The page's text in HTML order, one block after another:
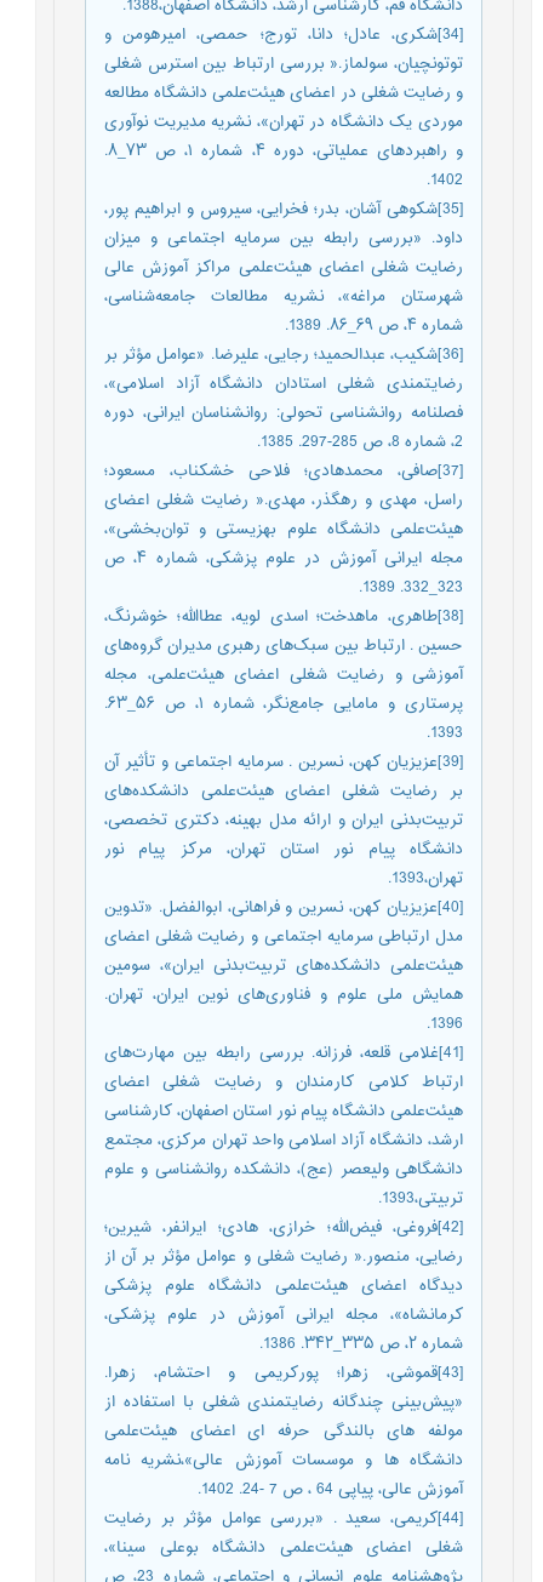
دانشگاه قم، کارشناسی ارشد، دانشگاه اصفهان،1388.
[34]شکری، عادل؛ دانا، تورج؛ حمصی، امیرهومن و
توتونچیان، سولماز.« بررسی ارتباط بین استرس شغلی
و رضایت شغلی در اعضای هیئت‌علمی دانشگاه مطالعه
موردی یک دانشگاه در تهران»، نشریه مدیریت نوآوری
و راهبردهای عملیاتی، دوره ۴، شماره ۱، ص ۷۳_۸.
1402.
[35]شکوهی آشان، بدر؛ فخرایی، سیروس و ابراهیم پور،
داود. «بررسی رابطه بین سرمایه اجتماعی و میزان
رضایت شغلی اعضای هیئت‌علمی مراکز آموزش عالی
شهرستان مراغه»، نشریه مطالعات جامعه‌شناسی،
شماره ۴، ص ۶۹_۸۶. 1389.
[36]شکیب، عبدالحمید؛ رجایی، علیرضا. «عوامل مؤثر بر
رضایتمندی شغلی استادان دانشگاه آزاد اسلامی»،
فصلنامه روانشناسی تحولی: روانشناسان ایرانی، دوره
2، شماره 8، ص 285-297. 1385.
[37]صافی، محمدهادی؛ فلاحی خشکناب، مسعود؛
راسل، مهدی و رهگذر، مهدی.« رضایت شغلی اعضای
هیئت‌علمی دانشگاه علوم بهزیستی و توان‌بخشی»،
مجله ایرانی آموزش در علوم پزشکی، شماره ۴، ص
323_332. 1389.
[38]طاهری، ماهدخت؛ اسدی لویه، عطاالله؛ خوشرنگ،
حسین . ارتباط بین سبک‌های رهبری مدیران گروه‌های
آموزشی و رضایت شغلی اعضای هیئت‌علمی، مجله
پرستاری و مامایی جامع‌نگر، شماره ۱، ص ۵۶_۶۳.
1393.
[39]عزیزیان کهن، نسرین . سرمایه اجتماعی و تأثیر آن
بر رضایت شغلی اعضای هیئت‌علمی دانشکده‌های
تربیت‌بدنی ایران و ارائه مدل بهینه، دکتری تخصصی،
دانشگاه پیام نور استان تهران، مرکز پیام نور
تهران،1393.
[40]عزیزیان کهن، نسرین و فراهانی، ابوالفضل. «تدوین
مدل ارتباطی سرمایه اجتماعی و رضایت شغلی اعضای
هیئت‌علمی دانشکده‌های تربیت‌بدنی ایران»، سومین
همایش ملی علوم و فناوری‌های نوین ایران، تهران.
1396.
[41]غلامی قلعه، فرزانه. بررسی رابطه بین مهارت‌های
ارتباط کلامی کارمندان و رضایت شغلی اعضای
هیئت‌علمی دانشگاه پیام نور استان اصفهان، کارشناسی
ارشد، دانشگاه آزاد اسلامی واحد تهران مرکزی، مجتمع
دانشگاهی ولیعصر (عج)، دانشکده روانشناسی و علوم
تربیتی،1393.
[42]فروغی، فیض‌الله؛ خرازی، هادی؛ ایرانفر، شیرین؛
رضایی، منصور.« رضایت شغلی و عوامل مؤثر بر آن از
دیدگاه اعضای هیئت‌علمی دانشگاه علوم پزشکی
کرمانشاه»، مجله ایرانی آموزش در علوم پزشکی،
شماره ۲، ص ۳۳۵_۳۴۲. 1386.
[43]قموشی، زهرا؛ پورکریمی و احتشام، زهرا.
«پیش‌بینی چندگانه رضایتمندی شغلی با استفاده از
مولفه های بالندگی حرفه ای اعضای هیئت‌علمی
دانشگاه ها و موسسات آموزش عالی»،نشریه نامه
آموزش عالی، پیاپی 64 ، ص 7 -24. 1402.
[44]کریمی، سعید . «بررسی عوامل مؤثر بر رضایت
شغلی اعضای هیئت‌علمی دانشگاه بوعلی سینا»،